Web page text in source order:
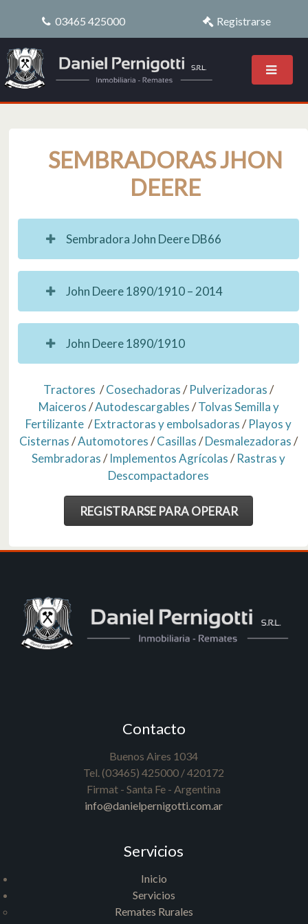
03465 425000 Registrarse
SEMBRADORAS JHON
DEERE
Sembradora John Deere DB66
John Deere 1890/1910 – 2014
John Deere 1890/1910
Tractores /Cosechadoras/Pulverizadoras/
Maiceros/Autodescargables/Tolvas Semilla y
Fertilizante /Extractoras y embolsadoras/Playos y
Cisternas/Automotores/Casillas/Desmalezadoras/
Sembradoras/Implementos Agrícolas/Rastras y
Descompactadores
REGISTRARSE PARA OPERAR
Contacto
Buenos Aires 1034
Tel. (03465) 425000 / 420172
Firmat - Santa Fe - Argentina
info@danielpernigotti.com.ar
Servicios
Inicio
Servicios
Remates Rurales